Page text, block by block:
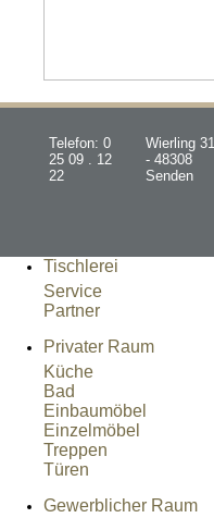
Telefon: 0
25 09 . 12
22
Wierling
- 48308
Senden
Tischlerei
Service
Partner
Privater Raum
Küche
Bad
Einbaumöbel
Einzelmöbel
Treppen
Türen
Gewerblicher Raum